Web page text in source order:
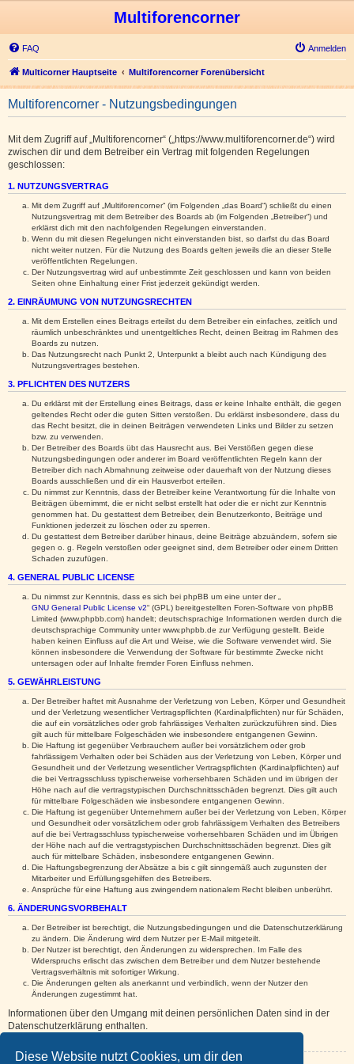
Diese Website nutzt Cookies, um dir den
Multiforencorner
FAQ Anmelden
Multicorner Hauptseite Multiforencorner Forenübersicht
Multiforencorner - Nutzungsbedingungen
Mit dem Zugriff auf „Multiforencorner“ („https://www.multiforencorner.de“) wird
zwischen dir und dem Betreiber ein Vertrag mit folgenden Regelungen
geschlossen:
1. NUTZUNGSVERTRAG
Mit dem Zugriff auf „Multiforencorner“ (im Folgenden „das Board“) schließt du einen
Nutzungsvertrag mit dem Betreiber des Boards ab (im Folgenden „Betreiber“) und
erklärst dich mit den nachfolgenden Regelungen einverstanden.
Wenn du mit diesen Regelungen nicht einverstanden bist, so darfst du das Board
nicht weiter nutzen. Für die Nutzung des Boards gelten jeweils die an dieser Stelle
veröffentlichten Regelungen.
Der Nutzungsvertrag wird auf unbestimmte Zeit geschlossen und kann von beiden
Seiten ohne Einhaltung einer Frist jederzeit gekündigt werden.
2. EINRÄUMUNG VON NUTZUNGSRECHTEN
Mit dem Erstellen eines Beitrags erteilst du dem Betreiber ein einfaches, zeitlich und
räumlich unbeschränktes und unentgeltliches Recht, deinen Beitrag im Rahmen des
Boards zu nutzen.
Das Nutzungsrecht nach Punkt 2, Unterpunkt a bleibt auch nach Kündigung des
Nutzungsvertrages bestehen.
3. PFLICHTEN DES NUTZERS
Du erklärst mit der Erstellung eines Beitrags, dass er keine Inhalte enthält, die gegen
geltendes Recht oder die guten Sitten verstoßen. Du erklärst insbesondere, dass du
das Recht besitzt, die in deinen Beiträgen verwendeten Links und Bilder zu setzen
bzw. zu verwenden.
Der Betreiber des Boards übt das Hausrecht aus. Bei Verstößen gegen diese
Nutzungsbedingungen oder anderer im Board veröffentlichten Regeln kann der
Betreiber dich nach Abmahnung zeitweise oder dauerhaft von der Nutzung dieses
Boards ausschließen und dir ein Hausverbot erteilen.
Du nimmst zur Kenntnis, dass der Betreiber keine Verantwortung für die Inhalte von
Beiträgen übernimmt, die er nicht selbst erstellt hat oder die er nicht zur Kenntnis
genommen hat. Du gestattest dem Betreiber, dein Benutzerkonto, Beiträge und
Funktionen jederzeit zu löschen oder zu sperren.
Du gestattest dem Betreiber darüber hinaus, deine Beiträge abzuändern, sofern sie
gegen o. g. Regeln verstoßen oder geeignet sind, dem Betreiber oder einem Dritten
Schaden zuzufügen.
4. GENERAL PUBLIC LICENSE
Du nimmst zur Kenntnis, dass es sich bei phpBB um eine unter der „
GNU General Public License v2“ (GPL) bereitgestellten Foren-Software von phpBB
Limited (www.phpbb.com) handelt; deutschsprachige Informationen werden durch die
deutschsprachige Community unter www.phpbb.de zur Verfügung gestellt. Beide
haben keinen Einfluss auf die Art und Weise, wie die Software verwendet wird. Sie
können insbesondere die Verwendung der Software für bestimmte Zwecke nicht
untersagen oder auf Inhalte fremder Foren Einfluss nehmen.
5. GEWÄHRLEISTUNG
Der Betreiber haftet mit Ausnahme der Verletzung von Leben, Körper und Gesundheit
und der Verletzung wesentlicher Vertragspflichten (Kardinalpflichten) nur für Schäden,
die auf ein vorsätzliches oder grob fahrlässiges Verhalten zurückzuführen sind. Dies
gilt auch für mittelbare Folgeschäden wie insbesondere entgangenen Gewinn.
Die Haftung ist gegenüber Verbrauchern außer bei vorsätzlichem oder grob
fahrlässigem Verhalten oder bei Schäden aus der Verletzung von Leben, Körper und
Gesundheit und der Verletzung wesentlicher Vertragspflichten (Kardinalpflichten) auf
die bei Vertragsschluss typischerweise vorhersehbaren Schäden und im übrigen der
Höhe nach auf die vertragstypischen Durchschnittsschäden begrenzt. Dies gilt auch
für mittelbare Folgeschäden wie insbesondere entgangenen Gewinn.
Die Haftung ist gegenüber Unternehmern außer bei der Verletzung von Leben, Körper
und Gesundheit oder vorsätzlichem oder grob fahrlässigem Verhalten des Betreibers
auf die bei Vertragsschluss typischerweise vorhersehbaren Schäden und im Übrigen
der Höhe nach auf die vertragstypischen Durchschnittsschäden begrenzt. Dies gilt
auch für mittelbare Schäden, insbesondere entgangenen Gewinn.
Die Haftungsbegrenzung der Absätze a bis c gilt sinngemäß auch zugunsten der
Mitarbeiter und Erfüllungsgehilfen des Betreibers.
Ansprüche für eine Haftung aus zwingendem nationalem Recht bleiben unberührt.
6. ÄNDERUNGSVORBEHALT
Der Betreiber ist berechtigt, die Nutzungsbedingungen und die Datenschutzerklärung
zu ändern. Die Änderung wird dem Nutzer per E-Mail mitgeteilt.
Der Nutzer ist berechtigt, den Änderungen zu widersprechen. Im Falle des
Widerspruchs erlischt das zwischen dem Betreiber und dem Nutzer bestehende
Vertragsverhältnis mit sofortiger Wirkung.
Die Änderungen gelten als anerkannt und verbindlich, wenn der Nutzer den
Änderungen zugestimmt hat.
Informationen über den Umgang mit deinen persönlichen Daten sind in der
Datenschutzerklärung enthalten.